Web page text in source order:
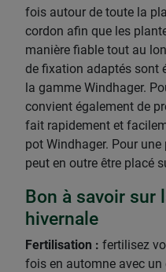
fois autour de toute la
cordon afin que les
manière fiable tout au
de fixation adaptés sont
la gamme Windhager.
convient également de
fait rapidement et
pot Windhager. Pour
peut en outre être placé
Bon à savoir sur
hivernale
Fertilisation : fertilisez
fois en automne avec un